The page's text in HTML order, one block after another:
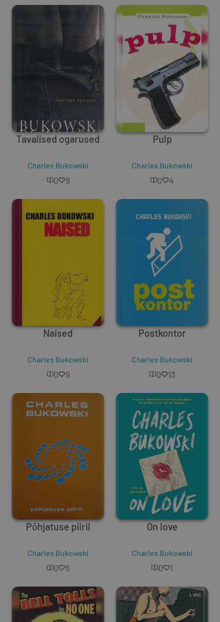
Tavalised ogarused
Charles Bukowski
0 9
Pulp
Charles Bukowski
0 4
Naised
Charles Bukowski
0 9
Postkontor
Charles Bukowski
0 13
Põhjatuse piiril
Charles Bukowski
0 5
On love
Charles Bukowski
0 1